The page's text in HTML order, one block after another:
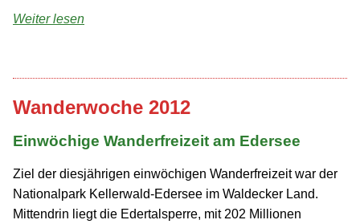
Weiter lesen
Wanderwoche 2012
Einwöchige Wanderfreizeit am Edersee
Ziel der diesjährigen einwöchigen Wanderfreizeit war der
Nationalpark Kellerwald-Edersee im Waldecker Land.
Mittendrin liegt die Edertal­sperre, mit 202 Millionen